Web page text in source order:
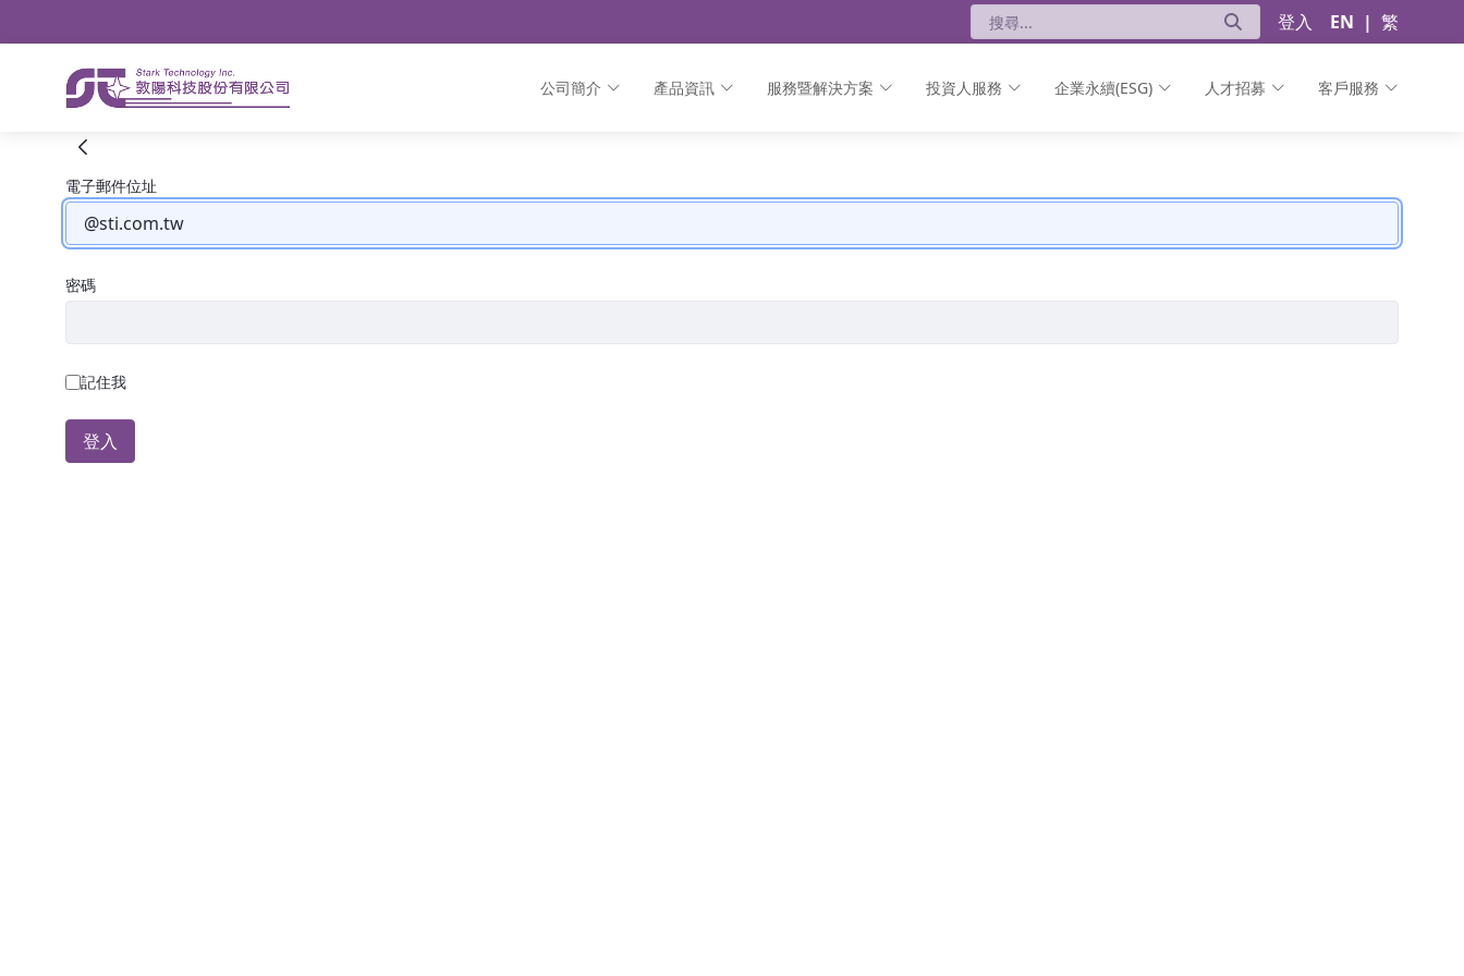
登入 EN | 繁
公司簡介 產品資訊 服務暨解決方案 投資人服務 企業永續(ESG) 人才招募 客戶服務
董事會
登入
電子郵件位址
密碼
記住我
登入